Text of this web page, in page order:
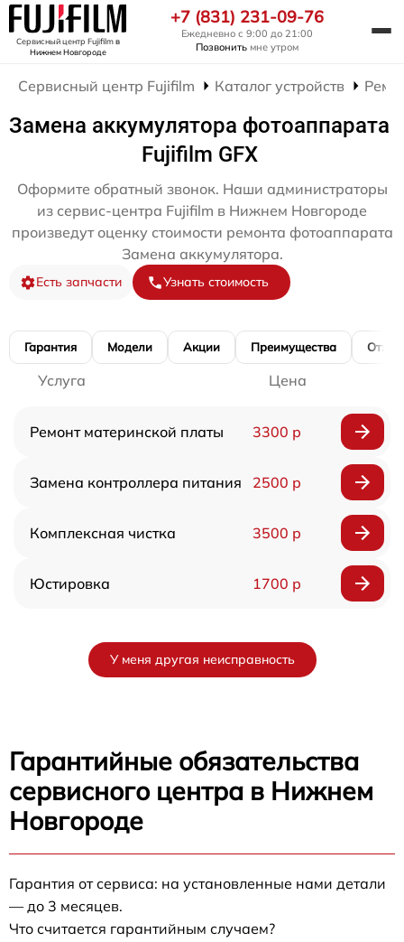
Сервисный центр Fujifilmв
Нижнем Новгороде
+7 (831) 231-09-76
Ежедневно с 9:00 до 21:00
Позвонить мне утром
Сервисный центр Fujifilm Каталог устройств
Замена аккумулятора фотоаппарата
Fujifilm GFX
Оформите обратный звонок. Наши администраторы
из сервис-центра Fujifilm в Нижнем Новгороде
произведут оценку стоимости ремонта фотоаппарата
Замена аккумулятора.
Есть запчасти Узнать стоимость
Гарантия Модели Акции Преимущества
Услуга Цена
Ремонт материнской платы 3300 р
Замена контроллера питания 2500 р
Комплексная чистка 3500 р
Юстировка 1700 р
У меня другая неисправность
Гарантийные обязательства
сервисного центра в Нижнем
Новгороде
Гарантия от сервиса: на установленные нами детали
— до 3 месяцев.
Что считается гарантийным случаем?